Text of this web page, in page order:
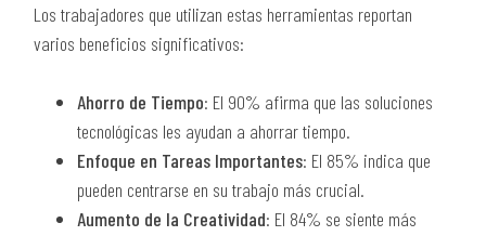
Los trabajadores que utilizan estas herramientas reportan
varios beneficios significativos:
Ahorro de Tiempo: El 90% afirma que las soluciones
tecnológicas les ayudan a ahorrar tiempo.
Enfoque en Tareas Importantes: El 85% indica que
pueden centrarse en su trabajo más crucial.
Aumento de la Creatividad: El 84% se siente más